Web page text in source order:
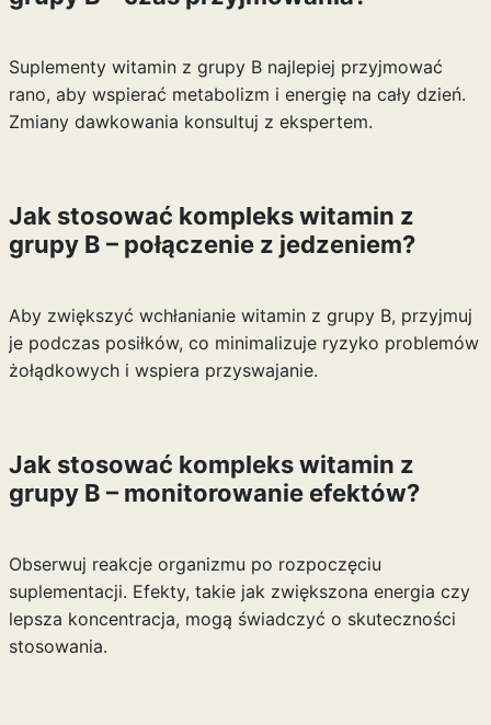
Suplementy witamin z grupy B najlepiej przyjmować
rano, aby wspierać metabolizm i energię na cały dzień.
Zmiany dawkowania konsultuj z ekspertem.
Jak stosować kompleks witamin z
grupy B – połączenie z jedzeniem?
Aby zwiększyć wchłanianie witamin z grupy B, przyjmuj
je podczas posiłków, co minimalizuje ryzyko problemów
żołądkowych i wspiera przyswajanie.
Jak stosować kompleks witamin z
grupy B – monitorowanie efektów?
Obserwuj reakcje organizmu po rozpoczęciu
suplementacji. Efekty, takie jak zwiększona energia czy
lepsza koncentracja, mogą świadczyć o skuteczności
stosowania.